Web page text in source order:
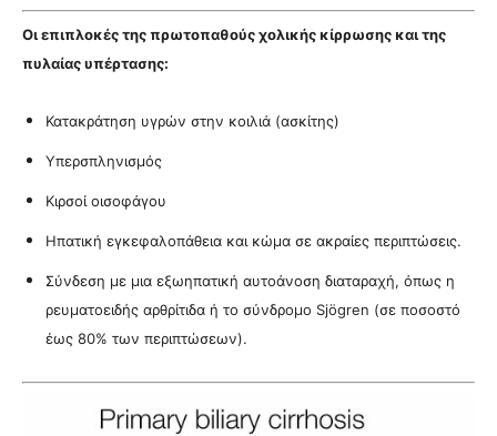
Οι επιπλοκές της πρωτοπαθούς χολικής κίρρωσης και της
πυλαίας υπέρτασης:
Κατακράτηση υγρών στην κοιλιά (ασκίτης)
Υπερσπληνισμός
Κιρσοί οισοφάγου
Ηπατική εγκεφαλοπάθεια και κώμα σε ακραίες περιπτώσεις.
Σύνδεση με μια εξωηπατική αυτοάνοση διαταραχή, όπως η
ρευματοειδής αρθρίτιδα ή το σύνδρομο Sjögren (σε ποσοστό
έως 80% των περιπτώσεων).